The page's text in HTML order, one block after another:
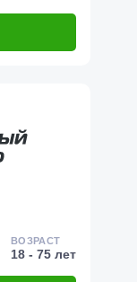
ВОЗРАСТ
18 - 75 лет